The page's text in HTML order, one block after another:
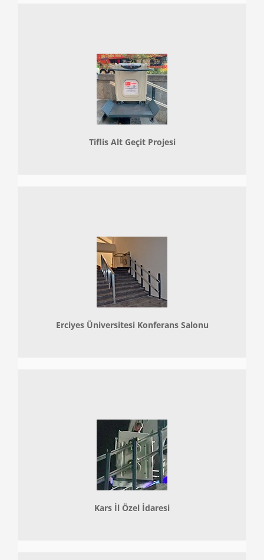
Tiflis Alt Geçit Projesi
Erciyes Üniversitesi Konferans Salonu
Kars İl Özel İdaresi